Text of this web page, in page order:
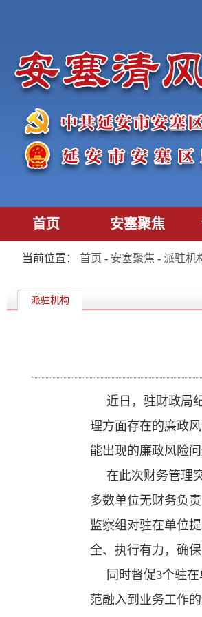
首页 安塞聚焦
当前位置： 首页 - 安塞聚焦 - 派驻机
派驻机构
近日，驻财政局
理方面存在的廉政
能出现的廉政风险问
在此次财务管理
多数单位无财务负
监察组对驻在单位
全、执行有力，确保
同时督促3个驻
范融入到业务工作